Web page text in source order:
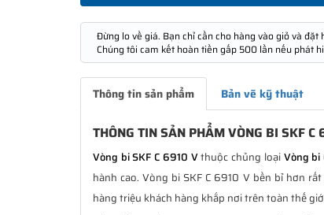
Đừng lo về giá. Bạn chỉ cần cho hàng vào giỏ và
Chúng tôi cam kết hoàn tiền gấp 500 lần nếu phát
Thông tin sản phẩm Bản vẽ kỹ thuật
THÔNG TIN SẢN PHẨM VÒNG BI SKF C
Vòng bi SKF C 6910 Vthuộc chủng loạiVòng bi
hành cao. Vòng bi SKF C 6910 V bền bỉ hơn
hàng triệu khách hàng khắp nơi trên toàn thế